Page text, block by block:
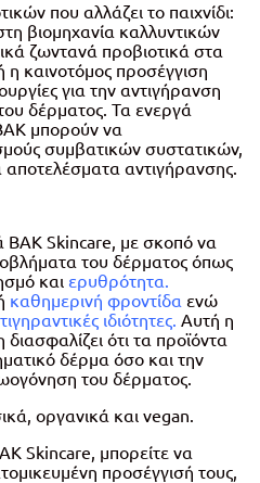
που αλλάζει το παιχνίδι:
βιομηχανία καλλυντικών
ζωντανά προβιοτικά στα
η καινοτόμος προσέγγιση
για την αντιγήρανση
δέρματος. Τα ενεργά
μπορούν να
συμβατικών συστατικών,
αντιγήρανσης.
ΒΑΚ Skincare, με σκοπό να
του δέρματος όπως
και ερυθρότητα.
καθημερινή φροντίδα ενώ
ιδιότητες. Αυτή η
ότι τα προϊόντα
δέρμα όσο και την
του δέρματος.
οργανικά και vegan.
Skincare, μπορείτε να
προσέγγισή τους,